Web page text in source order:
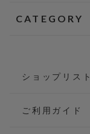
CATEGORY
ショップリスト
ご利用ガイド